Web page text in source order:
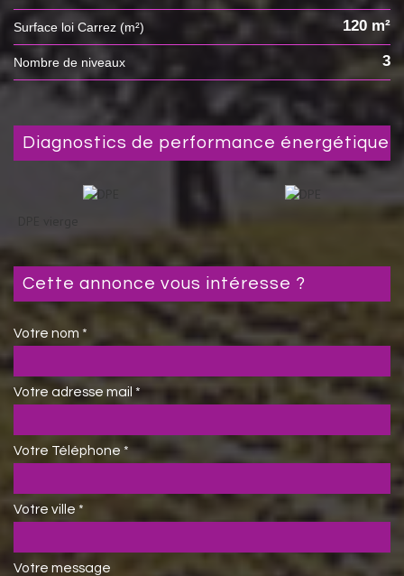
Surface loi Carrez (m²) 120 m²
Nombre de niveaux 3
diagnostics de performance énergétique
cette annonce vous intéresse ?
Votre nom *
Votre adresse mail *
Votre Téléphone *
Votre ville *
Votre message